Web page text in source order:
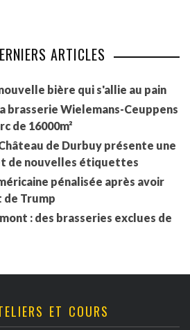
ARTICLES
bière qui s'allie au pain
brasserie Wielemans-Ceuppens
de 16000m²
de Durbuy présente une
de nouvelles étiquettes
pénalisée après avoir
de Trump
: des brasseries exclues de
ET COURS